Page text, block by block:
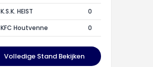
K.S.K. HEIST
0
KFC Houtvenne 0
Volledige Stand Bekijken